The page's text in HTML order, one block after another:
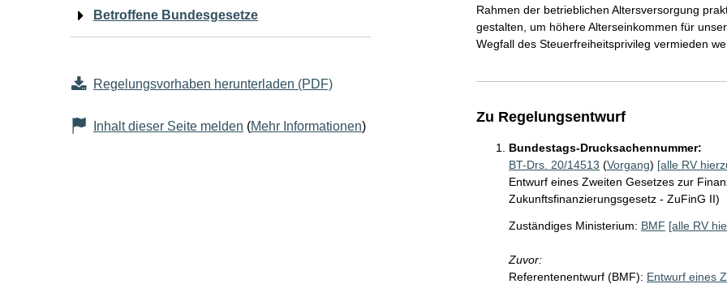
Betroffene Bundesgesetze
Regelungsvorhaben herunterladen (PDF)
Inhalt dieser Seite melden (Mehr Informationen)
Rahmen der betrieblichen Altersversorgung
gestalten, um höhere Alterseinkommen für
Wegfall des Steuerfreiheitsprivileg vermieden
Zu Regelungsentwurf
Bundestags-Drucksachennummer:
BT-Drs. 20/14513 (Vorgang) [alle RV
Entwurf eines Zweiten Gesetzes zur
Zukunftsfinanzierungsgesetz - ZuFinG II)
Zuständiges Ministerium: BMF [alle RV
Zuvor:
Referentenentwurf (BMF): Entwurf eines